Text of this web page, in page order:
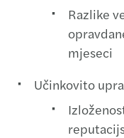
Razlike
mjeseci
Učinkovito